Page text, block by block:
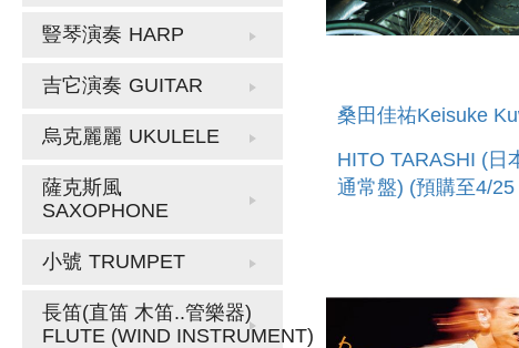
豎琴演奏 HARP
吉它演奏 GUITAR
烏克麗麗 UKULELE
薩克斯風
SAXOPHONE
小號 TRUMPET
長笛(直笛 木笛..管樂器)
FLUTE (WIND INSTRUMENT)
桑田佳祐Keisuke
HITO TARASHI (日
通常盤) (預購至4/25